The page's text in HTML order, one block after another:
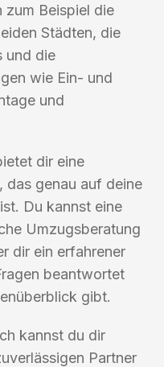
zum Beispiel die
Städten, die
und die
wie Ein- und
und
dir eine
das genau auf deine
Du kannst eine
Umzugsberatung
dir ein erfahrener
beantwortet
gibt.
kannst du dir
Partner